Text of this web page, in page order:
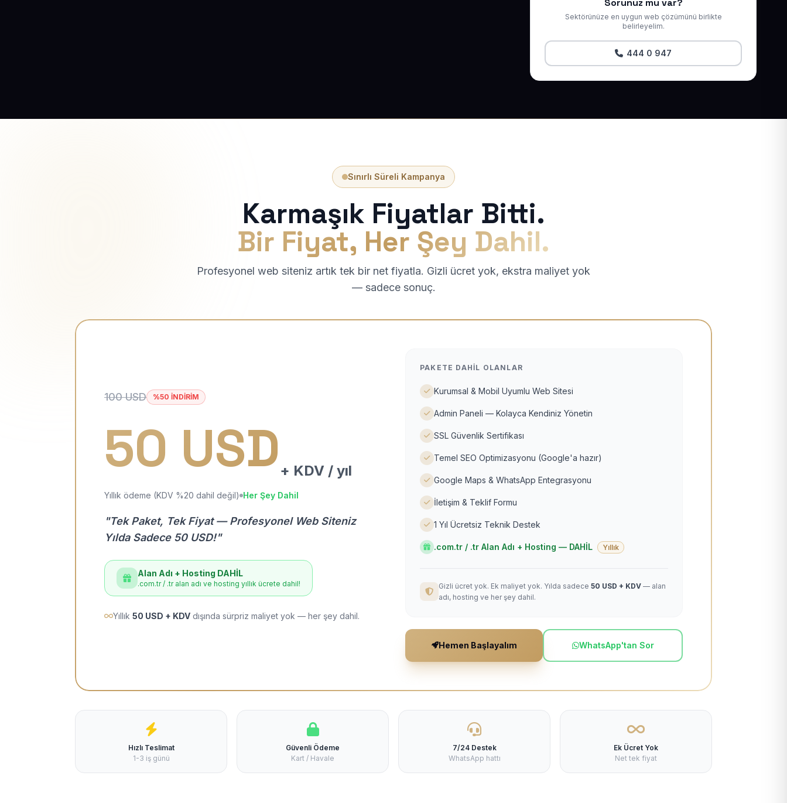
Sorunuz mu var?
Sektörünüze en uygun web çözümünü birlikte
belirleyelim.
444 0 947
Sınırlı Süreli Kampanya
Karmaşık Fiyatlar Bitti.
Bir Fiyat, Her Şey Dahil.
Profesyonel web siteniz artık tek bir net fiyatla. Gizli ücret yok, ekstra maliyet yok
— sadece sonuç.
100 USD %50 İNDİRİM
50 USD + KDV / yıl
Yıllık ödeme (KDV %20 dahil değil) Her Şey Dahil
"Tek Paket, Tek Fiyat — Profesyonel Web Siteniz
Yılda Sadece 50 USD!"
Alan Adı + Hosting DAHİL
.com.tr / .tr alan adı ve hosting yıllık ücrete dahil!
Yıllık 50 USD + KDV dışında sürpriz maliyet yok — her şey dahil.
PAKETE DAHIL OLANLAR
Kurumsal & Mobil Uyumlu Web Sitesi
Admin Paneli — Kolayca Kendiniz Yönetin
SSL Güvenlik Sertifikası
Temel SEO Optimizasyonu (Google'a hazır)
Google Maps & WhatsApp Entegrasyonu
İletişim & Teklif Formu
1 Yıl Ücretsiz Teknik Destek
.com.tr / .tr Alan Adı + Hosting — DAHİL Yıllık
Gizli ücret yok. Ek maliyet yok. Yılda sadece 50 USD + KDV — alan
adı, hosting ve her şey dahil.
Hemen Başlayalım WhatsApp'tan Sor
Hızlı Teslimat
1-3 iş günü
Güvenli Ödeme
Kart / Havale
7/24 Destek
WhatsApp hattı
Ek Ücret Yok
Net tek fiyat